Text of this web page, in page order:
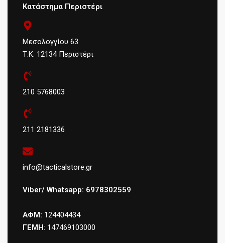
Κατάστημα Περιστέρι
Μεσολογγίου 63
Τ.Κ: 12134 Περιστέρι
210 5768003
211 2181336
info@tacticalstore.gr
Viber/ Whatsapp: 6978302559
ΑΦΜ: 124404434
ΓΕΜΗ: 147469103000